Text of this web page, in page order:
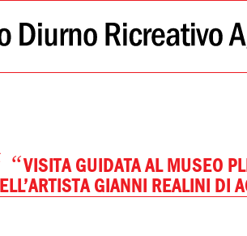
“VISITA GUIDATA AL MUSEO
GIANNI REALINI DI